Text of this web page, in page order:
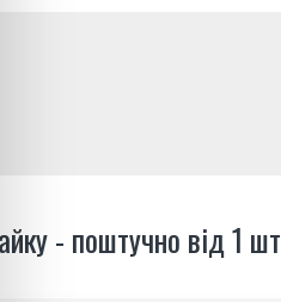
- поштучно від 1 шт